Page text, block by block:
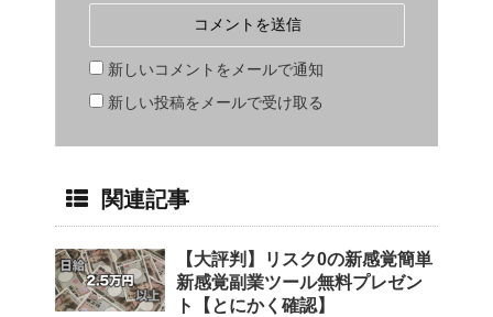
新しいコメントをメールで通知
新しい投稿をメールで受け取る
関連記事
【大評判】リスク0の新感覚簡単
新感覚副業ツール無料プレゼン
ト【とにかく確認】